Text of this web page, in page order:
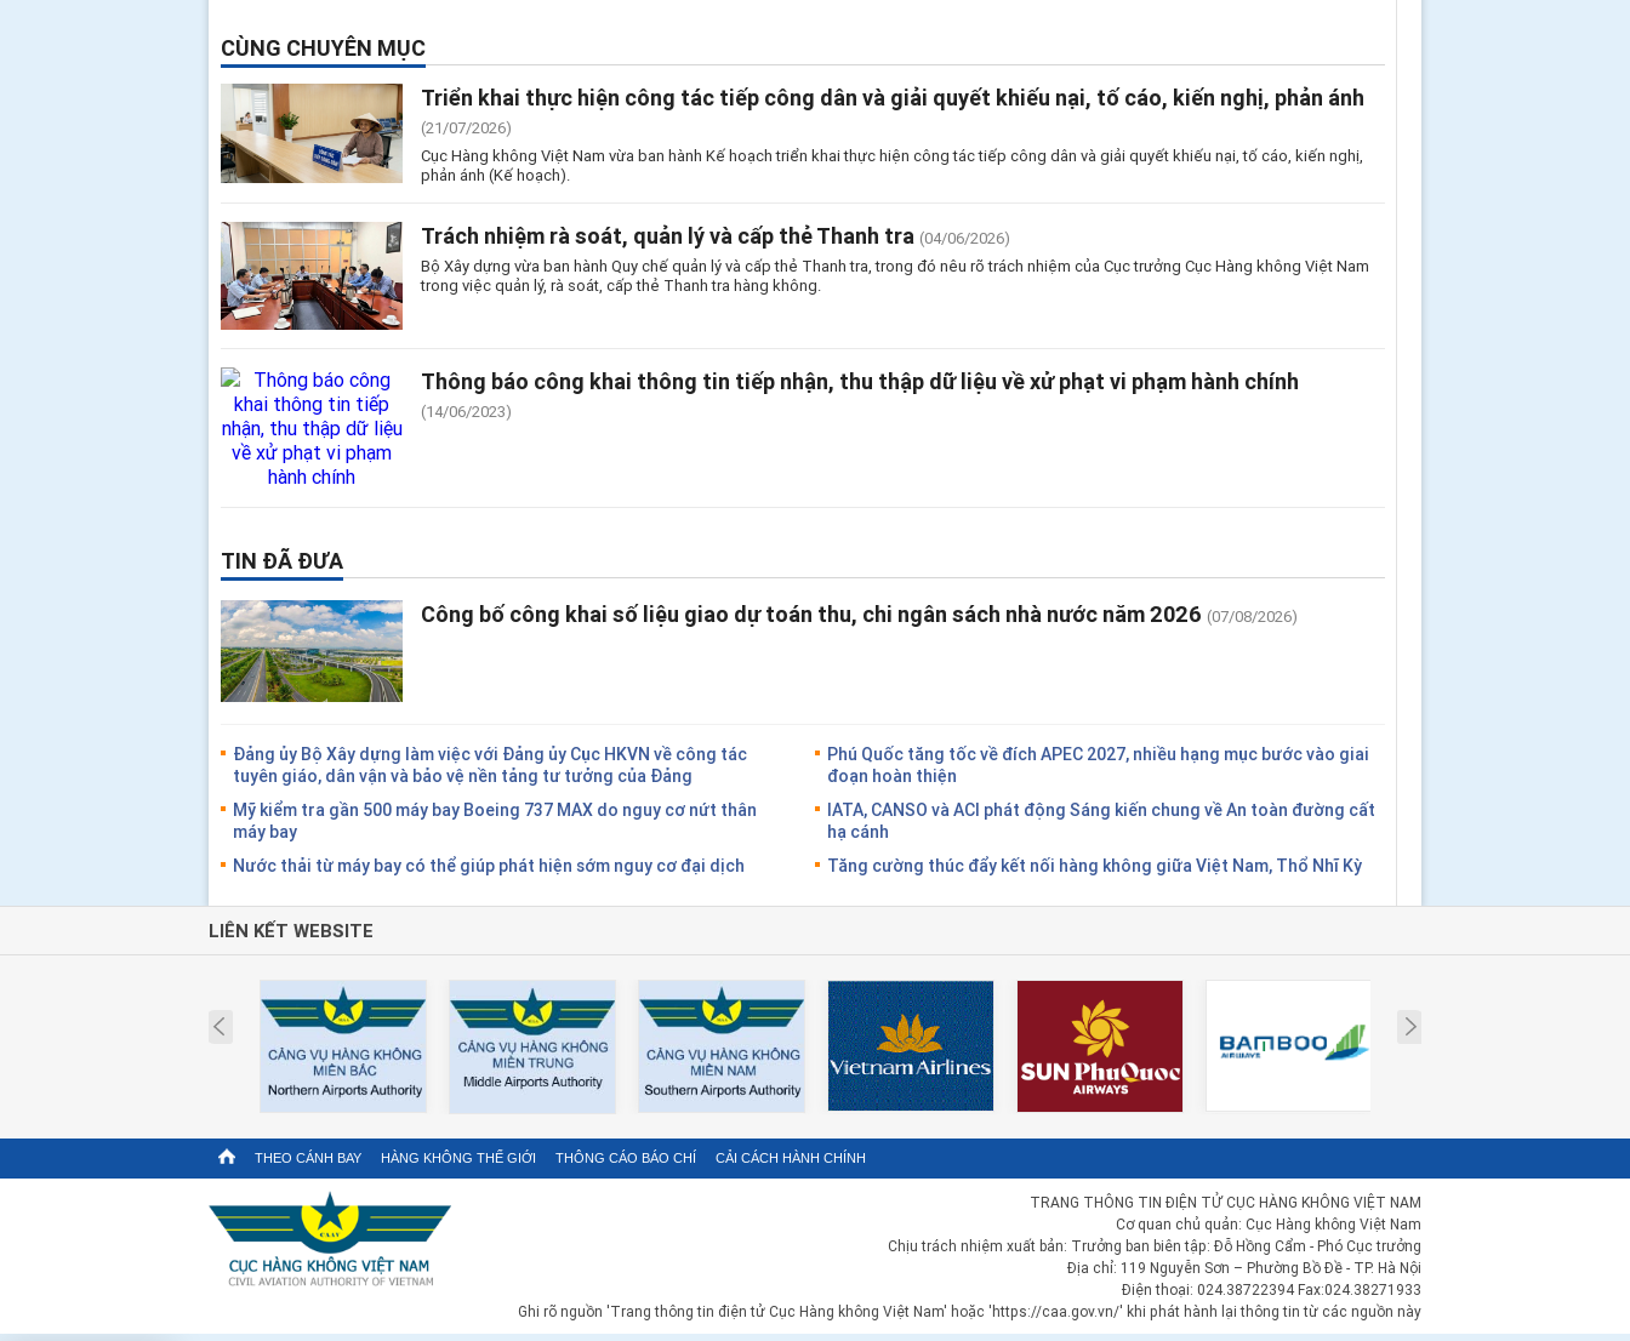
CÙNG CHUYÊN MỤC
Triển khai thực hiện công tác tiếp công dân và giải quyết khiếu nại, tố cáo, kiến nghị, phản ánh
(21/07/2026)
Cục Hàng không Việt Nam vừa ban hành Kế hoạch triển khai thực hiện công tác tiếp công dân và giải quyết khiếu nại, tố cáo, kiến nghị,
phản ánh (Kế hoạch).
Trách nhiệm rà soát, quản lý và cấp thẻ Thanh tra (04/06/2026)
Bộ Xây dựng vừa ban hành Quy chế quản lý và cấp thẻ Thanh tra, trong đó nêu rõ trách nhiệm của Cục trưởng Cục Hàng không Việt Nam
trong việc quản lý, rà soát, cấp thẻ Thanh tra hàng không.
Thông báo công khai thông tin tiếp nhận, thu thập dữ liệu về xử phạt vi phạm hành chính
(14/06/2023)
TIN ĐÃ ĐƯA
Công bố công khai số liệu giao dự toán thu, chi ngân sách nhà nước năm 2026 (07/08/2026)
Đảng ủy Bộ Xây dựng làm việc với Đảng ủy Cục HKVN về công tác
tuyên giáo, dân vận và bảo vệ nền tảng tư tưởng của Đảng
Mỹ kiểm tra gần 500 máy bay Boeing 737 MAX do nguy cơ nứt thân
máy bay
Nước thải từ máy bay có thể giúp phát hiện sớm nguy cơ đại dịch
Phú Quốc tăng tốc về đích APEC 2027, nhiều hạng mục bước vào giai
đoạn hoàn thiện
IATA, CANSO và ACI phát động Sáng kiến chung về An toàn đường cất
hạ cánh
Tăng cường thúc đẩy kết nối hàng không giữa Việt Nam, Thổ Nhĩ Kỳ
LIÊN KẾT WEBSITE
Prev
THEO CÁNH BAY HÀNG KHÔNG THẾ GIỚI THÔNG CÁO BÁO CHÍ CẢI CÁCH HÀNH CHÍNH
TRANG THÔNG TIN ĐIỆN TỬ CỤC HÀNG KHÔNG VIỆT NAM
Cơ quan chủ quản: Cục Hàng không Việt Nam
Chịu trách nhiệm xuất bản: Trưởng ban biên tập: Đỗ Hồng Cẩm - Phó Cục trưởng
Địa chỉ: 119 Nguyễn Sơn – Phường Bồ Đề - TP. Hà Nội
Điện thoại: 024.38722394 Fax:024.38271933
Ghi rõ nguồn 'Trang thông tin điện tử Cục Hàng không Việt Nam' hoặc 'https://caa.gov.vn/' khi phát hành lại thông tin từ các nguồn này